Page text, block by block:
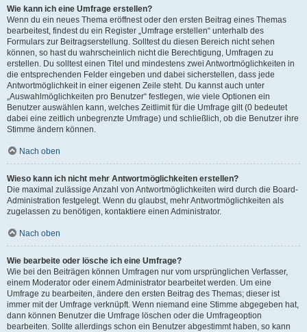
Wie kann ich eine Umfrage erstellen?
Wenn du ein neues Thema eröffnest oder den ersten Beitrag eines Themas
bearbeitest, findest du ein Register „Umfrage erstellen“ unterhalb des
Formulars zur Beitragserstellung. Solltest du diesen Bereich nicht sehen
können, so hast du wahrscheinlich nicht die Berechtigung, Umfragen zu
erstellen. Du solltest einen Titel und mindestens zwei Antwortmöglichkeiten in
die entsprechenden Felder eingeben und dabei sicherstellen, dass jede
Antwortmöglichkeit in einer eigenen Zeile steht. Du kannst auch unter
„Auswahlmöglichkeiten pro Benutzer“ festlegen, wie viele Optionen ein
Benutzer auswählen kann, welches Zeitlimit für die Umfrage gilt (0 bedeutet
dabei eine zeitlich unbegrenzte Umfrage) und schließlich, ob die Benutzer ihre
Stimme ändern können.
Nach oben
Wieso kann ich nicht mehr Antwortmöglichkeiten erstellen?
Die maximal zulässige Anzahl von Antwortmöglichkeiten wird durch die Board-
Administration festgelegt. Wenn du glaubst, mehr Antwortmöglichkeiten als
zugelassen zu benötigen, kontaktiere einen Administrator.
Nach oben
Wie bearbeite oder lösche ich eine Umfrage?
Wie bei den Beiträgen können Umfragen nur vom ursprünglichen Verfasser,
einem Moderator oder einem Administrator bearbeitet werden. Um eine
Umfrage zu bearbeiten, ändere den ersten Beitrag des Themas; dieser ist
immer mit der Umfrage verknüpft. Wenn niemand eine Stimme abgegeben hat,
dann können Benutzer die Umfrage löschen oder die Umfrageoption
bearbeiten. Sollte allerdings schon ein Benutzer abgestimmt haben, so kann